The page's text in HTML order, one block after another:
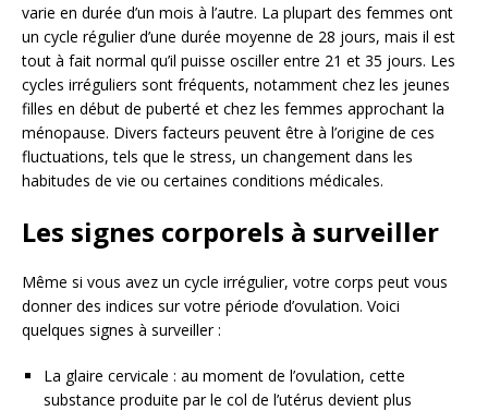
varie en durée d’un mois à l’autre. La plupart des femmes ont
un cycle régulier d’une durée moyenne de 28 jours, mais il est
tout à fait normal qu’il puisse osciller entre 21 et 35 jours. Les
cycles irréguliers sont fréquents, notamment chez les jeunes
filles en début de puberté et chez les femmes approchant la
ménopause. Divers facteurs peuvent être à l’origine de ces
fluctuations, tels que le stress, un changement dans les
habitudes de vie ou certaines conditions médicales.
Les signes corporels à surveiller
Même si vous avez un cycle irrégulier, votre corps peut vous
donner des indices sur votre période d’ovulation. Voici
quelques signes à surveiller :
La glaire cervicale : au moment de l’ovulation, cette
substance produite par le col de l’utérus devient plus